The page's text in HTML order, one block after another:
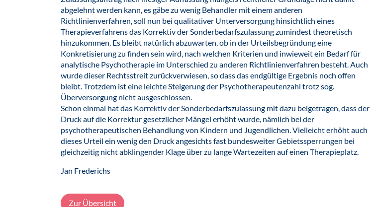
abgelehnt werden kann, es gäbe zu wenig Behandler mit einem anderen
Richtlinienverfahren, soll nun bei qualitativer Unterversorgung hinsichtlich eines
Therapieverfahrens das Korrektiv der Sonderbedarfszulassung zumindest theoretisch
hinzukommen. Es bleibt natürlich abzuwarten, ob in der Urteilsbegründung eine
Konkretisierung zu finden sein wird, nach welchen Kriterien und inwieweit ein Bedarf für
analytische Psychotherapie im Unterschied zu anderen Richtlinienverfahren besteht. Auch
wurde dieser Rechtsstreit zurückverwiesen, so dass das endgültige Ergebnis noch offen
bleibt. Trotzdem ist eine leichte Steigerung der Psychotherapeutenzahl trotz sog.
Überversorgung nicht ausgeschlossen.
Schon einmal hat das Korrektiv der Sonderbedarfszulassung mit dazu beigetragen, dass der
Druck auf die Korrektur gesetzlicher Mängel erhöht wurde, nämlich bei der
psychotherapeutischen Behandlung von Kindern und Jugendlichen. Vielleicht erhöht auch
dieses Urteil ein wenig den Druck angesichts fast bundesweiter Gebietssperrungen bei
gleichzeitig nicht abklingender Klage über zu lange Wartezeiten auf einen Therapieplatz.
Jan Frederichs
Zur Übersicht